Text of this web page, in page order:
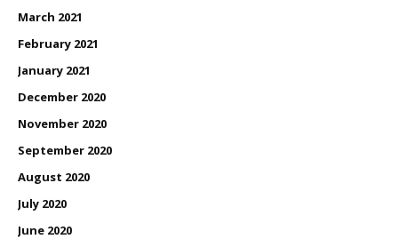
March 2021
February 2021
January 2021
December 2020
November 2020
September 2020
August 2020
July 2020
June 2020